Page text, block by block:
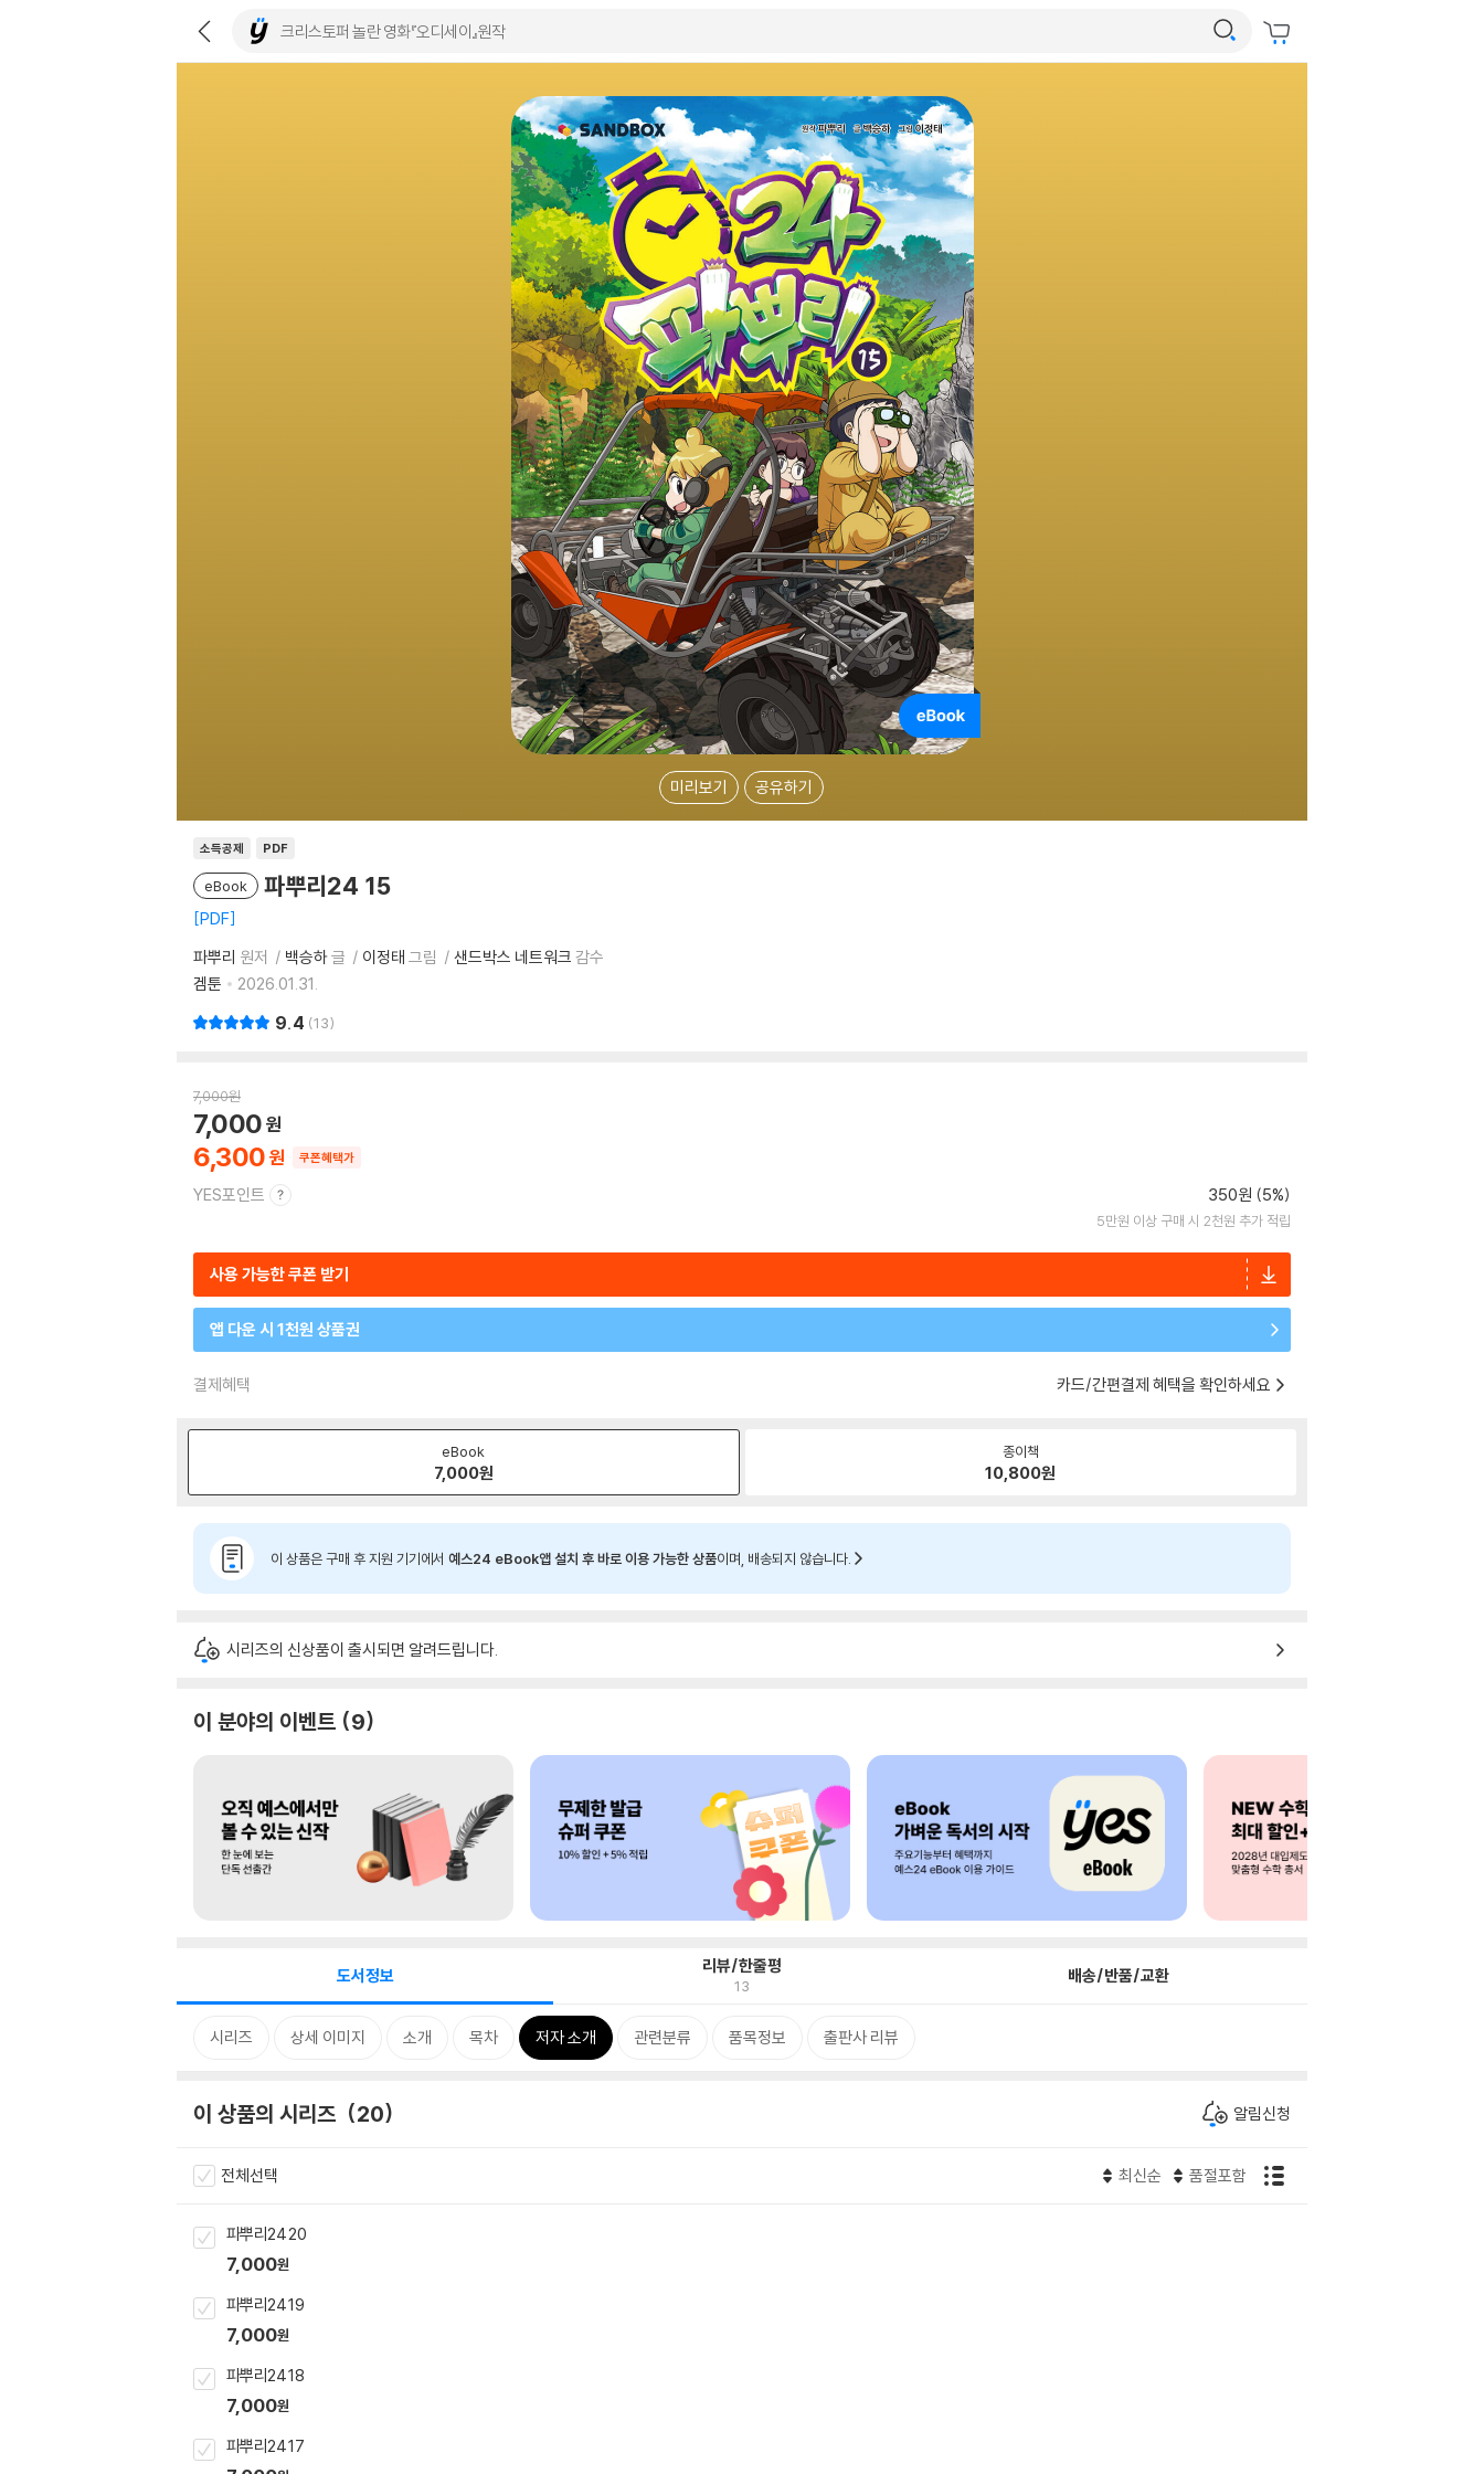
미리보기 공유하기
소득공제 PDF
eBook 파뿌리24 15
PDF
파뿌리 원저 백승하글 이정태 그림 샌드박스 네트워크 감수
겜툰
2026.01.31.
9.4 13
7,000원
6,300
7,000
쿠폰혜택가
YES포인트 350원 (5%)
5만원 이상 구매 시 2천원 추가 적립
사용 가능한 쿠폰 받기
앱 다운 시 1천원 상품권
결제혜택 카드/간편결제 혜택을 확인하세요
eBook
7,000원
종이책
10,800원
이 상품은 구매 후 지원 기기에서 예스24 eBook앱 설치 후 바로 이용 가능한 상품이며, 배송되지 않습니다.
시리즈의 신상품이 출시되면 알려드립니다.
이 분야의 이벤트 9
도서정보 리뷰/한줄평
13 배송/반품/교환
시리즈 상세 이미지 소개 목차 저자 소개 관련분류 품목정보 출판사 리뷰
이 상품의 시리즈 20 알림신청
전체선택 최신순 품절포함
파뿌리24 20
7,000원
파뿌리24 19
7,000원
파뿌리24 18
7,000원
파뿌리24 17